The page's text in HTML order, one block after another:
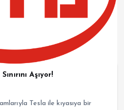
Aşıyor!
Tesla ile kıyasıya bir